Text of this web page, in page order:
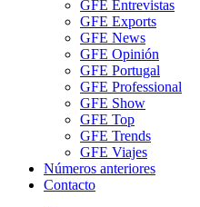
GFE Entrevistas
GFE Exports
GFE News
GFE Opinión
GFE Portugal
GFE Professional
GFE Show
GFE Top
GFE Trends
GFE Viajes
Números anteriores
Contacto